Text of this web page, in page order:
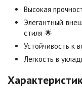
Листопад
Цена по
Цена по
Высокая
Элегантный
стиля 🌟
Устойчивость к
Легкость в